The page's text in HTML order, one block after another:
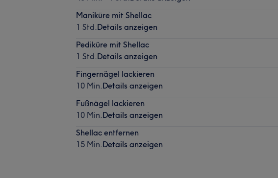
Maniküre mit Shellac
1 Std.Details anzeigen
Pediküre mit Shellac
1 Std.Details anzeigen
Fingernägel lackieren
10 Min.Details anzeigen
Fußnägel lackieren
10 Min.Details anzeigen
Shellac entfernen
15 Min.Details anzeigen